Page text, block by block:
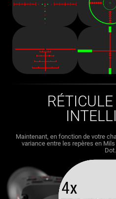
Maintenant, en fonction de votre
variance entre les repères en
Dot.